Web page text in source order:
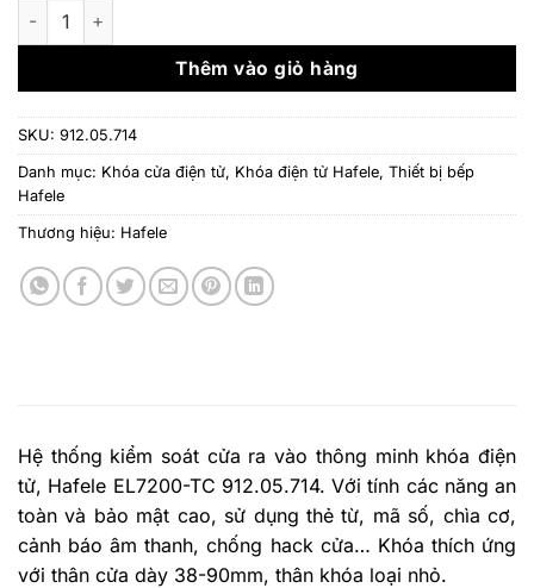
6.368.000 ₫.là:
Khóa cửa điện tử Hafele EL7200-TC 912.05.714 số lượng
Thêm vào giỏ hàng
SKU: 912.05.714
Danh mục: Khóa cửa điện tử, Khóa điện tử Hafele, Thiết bị bếp
Hafele
Thương hiệu: Hafele
Hệ thống kiểm soát cửa ra vào thông minh khóa điện
tử, Hafele EL7200-TC 912.05.714. Với tính các năng an
toàn và bảo mật cao, sử dụng thẻ từ, mã số, chìa cơ,
cảnh báo âm thanh, chống hack cửa… Khóa thích ứng
với thân cửa dày 38-90mm, thân khóa loại nhỏ.